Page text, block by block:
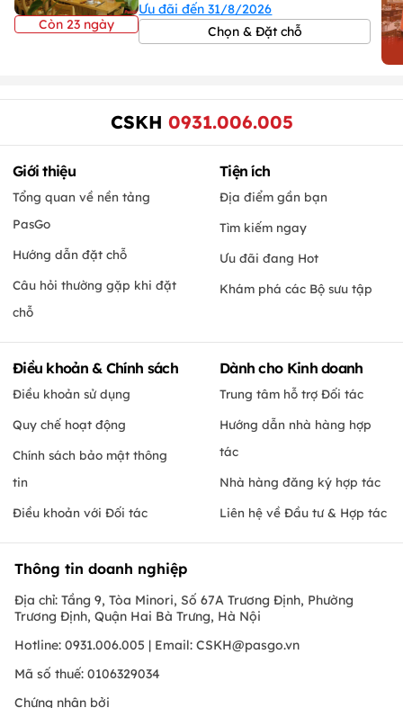
Còn 23 ngày
Ưu đãi đến 31/8/2026
Chọn & Đặt chỗ
CSKH 0931.006.005
Giới thiệu
Tổng quan về nền tảng
PasGo
Hướng dẫn đặt chỗ
Câu hỏi thường gặp khi đặt
chỗ
Tiện ích
Địa điểm gần bạn
Tìm kiếm ngay
Ưu đãi đang Hot
Khám phá các Bộ sưu tập
Điều khoản & Chính sách
Điều khoản sử dụng
Quy chế hoạt động
Chính sách bảo mật thông
tin
Điều khoản với Đối tác
Dành cho Kinh doanh
Trung tâm hỗ trợ Đối tác
Hướng dẫn nhà hàng hợp
tác
Nhà hàng đăng ký hợp tác
Liên hệ về Đầu tư & Hợp tác
Thông tin doanh nghiệp
Địa chỉ: Tầng 9, Tòa Minori, Số 67A Trương Định, Phường
Trương Định, Quận Hai Bà Trưng, Hà Nội
Hotline: 0931.006.005 | Email: CSKH@pasgo.vn
Mã số thuế: 0106329034
Chứng nhận bởi